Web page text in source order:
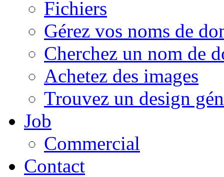
Fichiers
Gérez vos noms de
Cherchez un nom de
Achetez des images
Trouvez un design
Job
Commercial
Contact